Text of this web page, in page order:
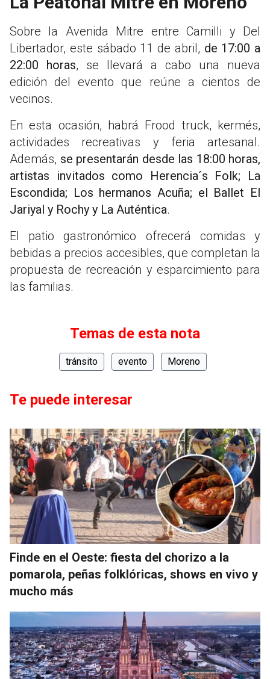
Sobre la Avenida Mitre entre Camilli y Del
Libertador, este sábado 11 de abril, de 17:00 a
22:00 horas, se llevará a cabo una nueva
edición del evento que reúne a cientos de
vecinos.
En esta ocasión, habrá Frood truck, kermés,
actividades recreativas y feria artesanal.
Además, se presentarán desde las 18:00 horas,
artistas invitados como Herencia´s Folk; La
Escondida; Los hermanos Acuña; el Ballet El
Jariyal y Rochy y La Auténtica.
El patio gastronómico ofrecerá comidas y
bebidas a precios accesibles, que completan la
propuesta de recreación y esparcimiento para
las familias.
Temas de esta nota
tránsito evento Moreno
Te puede interesar
Finde en el Oeste: fiesta del chorizo a la
pomarola, peñas folklóricas, shows en vivo y
mucho más